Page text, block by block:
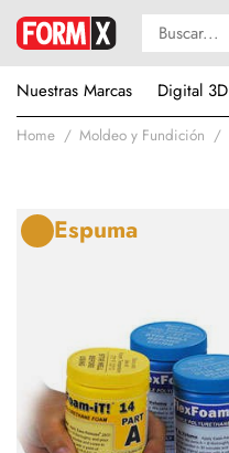
Nuestras Marcas
Digital 3D
Home Moldeo y Fundición
Espuma